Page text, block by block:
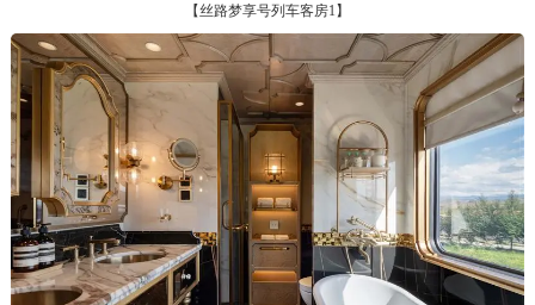
【丝路梦享号列车客房1】